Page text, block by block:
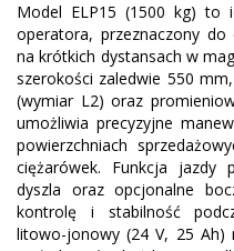
Model ELP15 (1500 kg) to
operatora, przeznaczony
na krótkich dystansach w
szerokości zaledwie 550
(wymiar L2) oraz
umożliwia precyzyjne
powierzchniach
ciężarówek. Funkcja jazdy
dyszla oraz opcjonalne
kontrolę i stabilność
litowo-jonowy (24 V, 25 Ah)